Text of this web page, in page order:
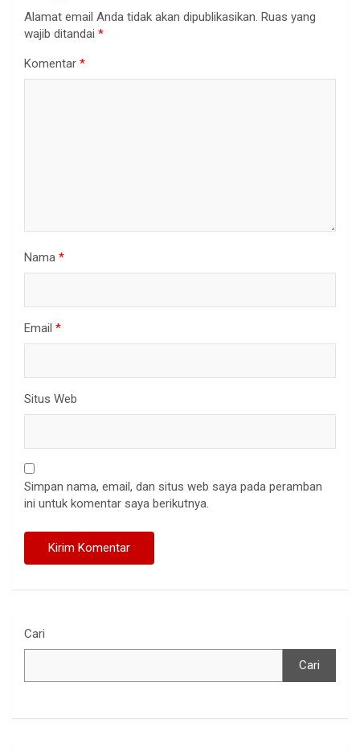
Alamat email Anda tidak akan dipublikasikan. Ruas yang
wajib ditandai *
Komentar *
Nama *
Email *
Situs Web
Simpan nama, email, dan situs web saya pada peramban
ini untuk komentar saya berikutnya.
Cari
Cari